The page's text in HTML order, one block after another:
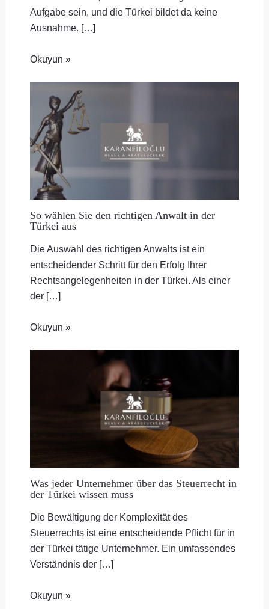
Aufgabe sein, und die Türkei bildet da keine
Ausnahme. […]
Okuyun »
So wählen Sie den richtigen Anwalt in der
Türkei aus
Die Auswahl des richtigen Anwalts ist ein
entscheidender Schritt für den Erfolg Ihrer
Rechtsangelegenheiten in der Türkei. Als einer
der […]
Okuyun »
Was jeder Unternehmer über das Steuerrecht in
der Türkei wissen muss
Die Bewältigung der Komplexität des
Steuerrechts ist eine entscheidende Pflicht für in
der Türkei tätige Unternehmer. Ein umfassendes
Verständnis der […]
Okuyun »